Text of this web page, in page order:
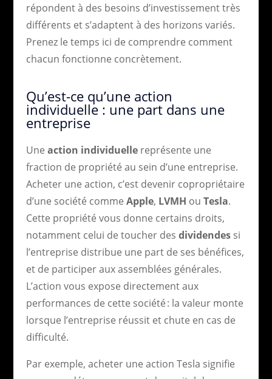
répondent à des besoins d’investissement très
différents et s’adaptent à des horizons variés.
Prenez le temps ici de comprendre comment
chacun fonctionne concrètement.
Qu’est-ce qu’une action
individuelle : une part dans une
entreprise
Une action individuellereprésente une
fraction de propriété au sein d’une entreprise.
Acheter une action, c’est devenir copropriétaire
d’une société comme Apple, LVMH ou Tesla.
Cette propriété vous donne certains droits,
notamment celui de toucher des dividendessi
l’entreprise distribue une part de ses bénéfices,
et de participer aux assemblées générales.
L’action vous expose directement aux
performances de cette société : la valeur monte
lorsque l’entreprise réussit et chute en cas de
difficulté.
Par exemple, acheter une action Tesla signifie